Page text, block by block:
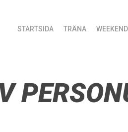
STARTSIDA TRÄNA